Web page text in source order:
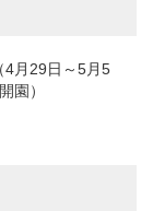
4月29日～5月5
園）